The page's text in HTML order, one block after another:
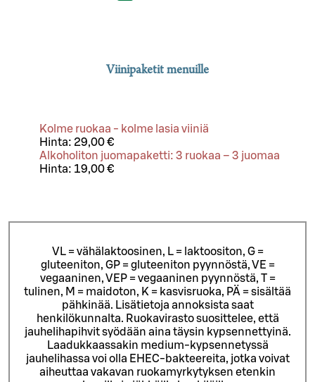
Viinipaketit menuille
Kolme ruokaa - kolme lasia viiniä
Hinta: 29,00 €
Alkoholiton juomapaketti: 3 ruokaa – 3 juomaa
Hinta: 19,00 €
VL = vähälaktoosinen, L = laktoositon, G =
gluteeniton, GP = gluteeniton pyynnöstä, VE =
vegaaninen, VEP = vegaaninen pyynnöstä, T =
tulinen, M = maidoton, K = kasvisruoka, PÄ = sisältää
pähkinää. Lisätietoja annoksista saat
henkilökunnalta. Ruokavirasto suosittelee, että
jauhelihapihvit syödään aina täysin kypsennettyinä.
Laadukkaassakin medium-kypsennetyssä
jauhelihassa voi olla EHEC-bakteereita, jotka voivat
aiheuttaa vakavan ruokamyrkytyksen etenkin